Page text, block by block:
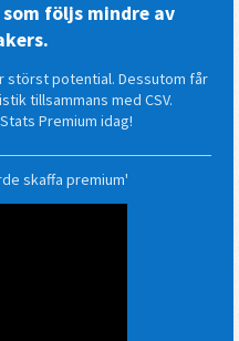
följs mindre av
störst potential. Dessutom får
tillsammans med CSV.
Premium idag!
skaffa premium'